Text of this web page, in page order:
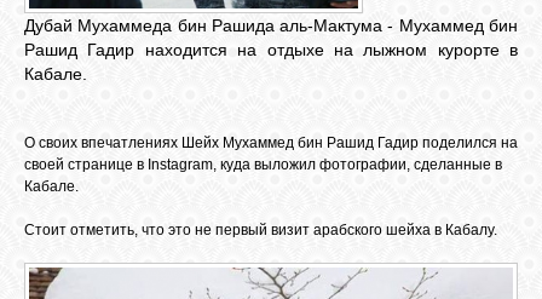
НАРОДЫ
БИБЛИОТЕКА
ФОРУМ
Дубай Мухаммеда бин Рашида аль-Мактума - Мухаммед бин
Рашид Гадир находится на отдыхе на лыжном курорте в
Кабале.
О своих впечатлениях Шейх Мухаммед бин Рашид Гадир поделился на
своей странице в Instagram, куда выложил фотографии, сделанные в
Кабале.
Стоит отметить, что это не первый визит арабского шейха в Кабалу.